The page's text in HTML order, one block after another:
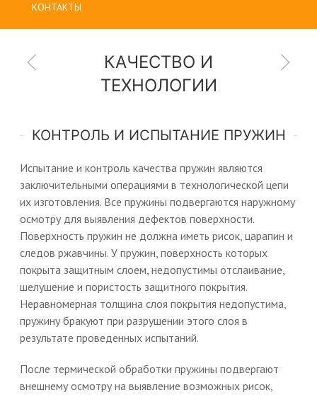
КОНТАКТЫ
КАЧЕСТВО И
ТЕХНОЛОГИИ
КОНТРОЛЬ И ИСПЫТАНИЕ ПРУЖИН
Испытание и контроль качества пружин являются
заключительными операциями в технологической цепи
их изготовления. Все пружины подвергаются наружному
осмотру для выявления дефектов поверхности.
Поверхность пружин не должна иметь рисок, царапин и
следов ржавчины. У пружин, поверхность которых
покрыта защитным слоем, недопустимы отслаивание,
шелушение и пористость защитного покрытия.
Неравномерная толщина слоя покрытия недопустима,
пружину бракуют при разрушении этого слоя в
результате проведенных испытаний.
После термической обработки пружины подвергают
внешнему осмотру на выявление возможных рисок,